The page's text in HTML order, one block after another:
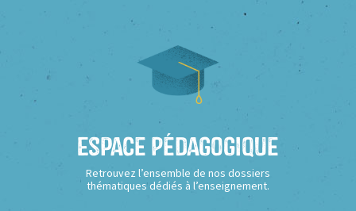
Espace Pédagogique
Retrouvez l’ensemble de nos dossiers
thématiques dédiés à l’enseignement.